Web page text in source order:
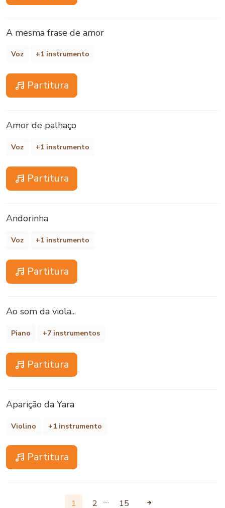
A mesma frase de amor
Voz +1 instrumento
Partitura
Amor de palhaço
Voz +1 instrumento
Partitura
Andorinha
Voz +1 instrumento
Partitura
Ao som da viola...
Piano +7 instrumentos
Partitura
Aparição da Yara
Violino +1 instrumento
Partitura
1 2 … 15